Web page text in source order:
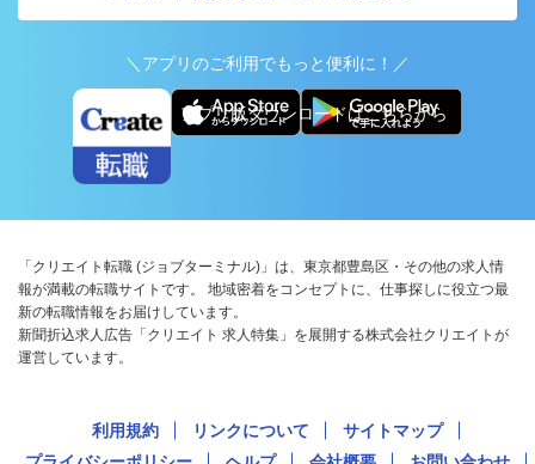
＼アプリのご利用でもっと便利に！／
アプリ版ダウンロードはこちらから
「クリエイト転職 (ジョブターミナル)」は、東京都豊島区・その他の求人情
報が満載の転職サイトです。 地域密着をコンセプトに、仕事探しに役立つ最
新の転職情報をお届けしています。
新聞折込求人広告「クリエイト 求人特集」を展開する株式会社クリエイトが
運営しています。
利用規約 リンクについて
サイトマップ